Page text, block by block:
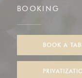
BOOKING
BOOK A